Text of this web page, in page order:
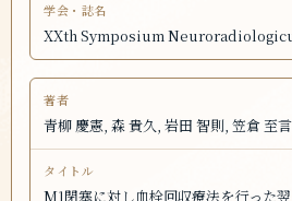
XXth Symposium
青柳 慶憲, 森 貴久, 岩田 智則, 笠倉 至
M1閉塞に対し血栓回収療法を行った